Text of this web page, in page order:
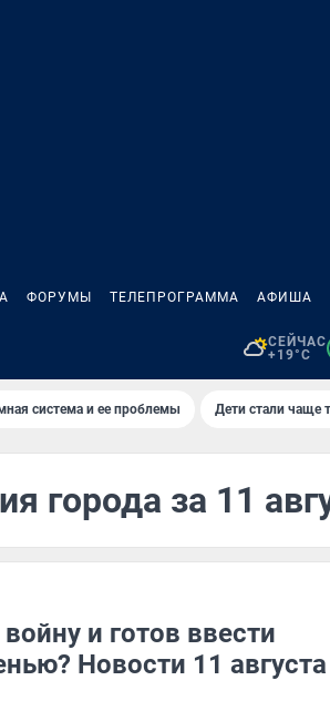
ФОРУМЫ ТЕЛЕПРОГРАММА АФИША
СЕЙЧАС
+19°C
система и ее проблемы Дети стали чаще
города за 11
и готов ввести
Новости 11 августа